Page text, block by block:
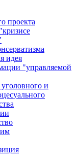
проекта
идея
"управляемой
и